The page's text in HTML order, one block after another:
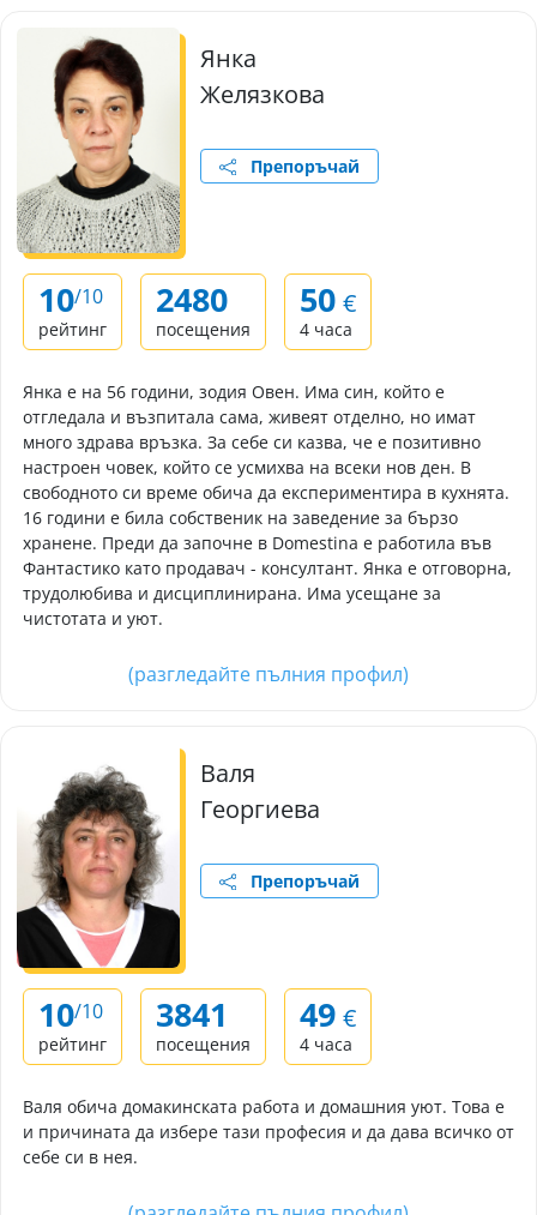
Янка
Желязкова
Препоръчай
10/10
рейтинг
2480
посещения
50 €
4 часа
Янка e на 56 години, зодия Овен. Има син, който е
отгледала и възпитала сама, живеят отделно, но имат
много здрава връзка. За себе си казва, че е позитивно
настроен човек, който се усмихва на всеки нов ден. В
свободното си време обича да експериментира в кухнята.
16 години е била собственик на заведение за бързо
хранене. Преди да започне в Domestina е работила във
Фантастико като продавач - консултант. Янка е отговорна,
трудолюбива и дисциплинирана. Има усещане за
чистотата и уют.
(разгледайте пълния профил)
Валя
Георгиева
Препоръчай
10/10
рейтинг
3841
посещения
49 €
4 часа
Валя обича домакинската работа и домашния уют. Това е
и причината да избере тази професия и да дава всичко от
себе си в нея.